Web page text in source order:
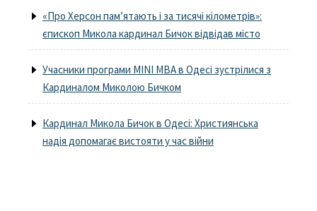
«Про Херсон пам’ятають і за тисячі кілометрів»:
єпископ Микола кардинал Бичок відвідав місто
Учасники програми MINI MBA в Одесі зустрілися з
Кардиналом Миколою Бичком
Кардинал Микола Бичок в Одесі: Християнська
надія допомагає вистояти у час війни